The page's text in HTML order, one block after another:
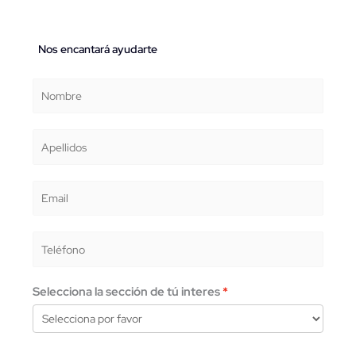
Nos encantará ayudarte
Selecciona la sección de tú interes